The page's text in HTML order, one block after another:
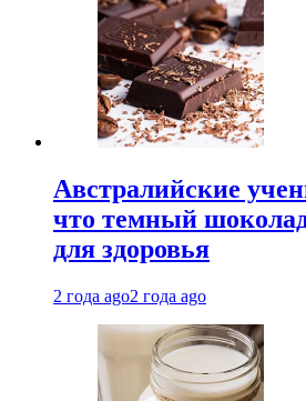
Австралийские
что темный
для здоровья
2 года ago2 года ago